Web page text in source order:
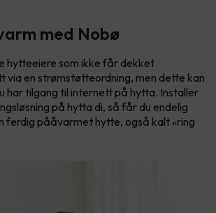
med Nobø
hytteeiere som ikke får dekket
via en strømstøtteordning, men dette kan
har tilgang til internett på hytta. Installer
på hytta di, så får du endelig
ferdig pååvarmet hytte, også kalt «ring